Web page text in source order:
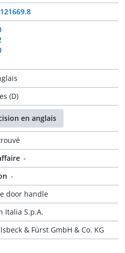
(D)
en anglais
-
-
door handle
Italia S.p.A.
& Fürst GmbH & Co. KG